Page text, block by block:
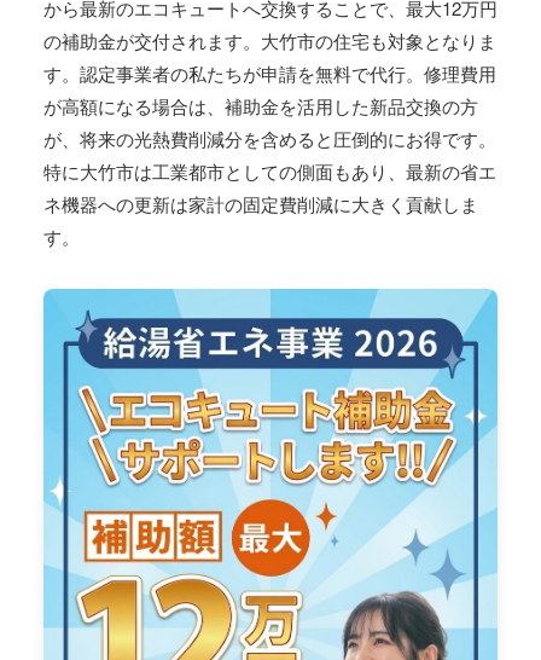
から最新のエコキュートへ交換することで、最大12万円
の補助金が交付されます。大竹市の住宅も対象となりま
す。認定事業者の私たちが申請を無料で代行。修理費用
が高額になる場合は、補助金を活用した新品交換の方
が、将来の光熱費削減分を含めると圧倒的にお得です。
特に大竹市は工業都市としての側面もあり、最新の省エ
ネ機器への更新は家計の固定費削減に大きく貢献しま
す。